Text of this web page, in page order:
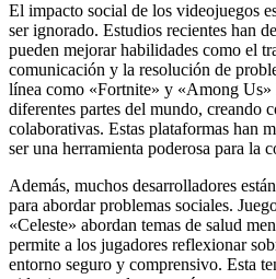
El impacto social de los videojuegos
ser ignorado. Estudios recientes han
pueden mejorar habilidades como el
comunicación y la resolución de
línea como «Fortnite» y «Among Us»
diferentes partes del mundo, creando
colaborativas. Estas plataformas han
ser una herramienta poderosa para la
Además, muchos desarrolladores
para abordar problemas sociales.
«Celeste» abordan temas de salud
permite a los jugadores reflexionar
entorno seguro y comprensivo. Esta